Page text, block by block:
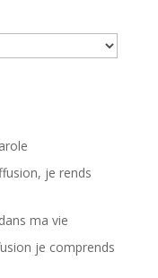
je rends
ma vie
je comprends